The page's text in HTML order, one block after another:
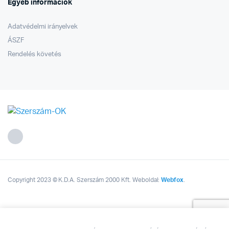
Egyéb információk
Adatvédelmi irányelvek
ÁSZF
Rendelés követés
Copyright 2023 © K.D.A. Szerszám 2000 Kft. Weboldal:Webfox